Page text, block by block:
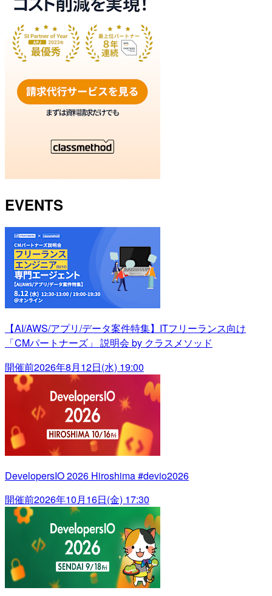
EVENTS
【AI/AWS/アプリ/データ案件特集】ITフリーランス向け
「CMパートナーズ」 説明会 by クラスメソッド
開催前2026年8月12日(水) 19:00
DevelopersIO 2026 Hiroshima #devio2026
開催前2026年10月16日(金) 17:30